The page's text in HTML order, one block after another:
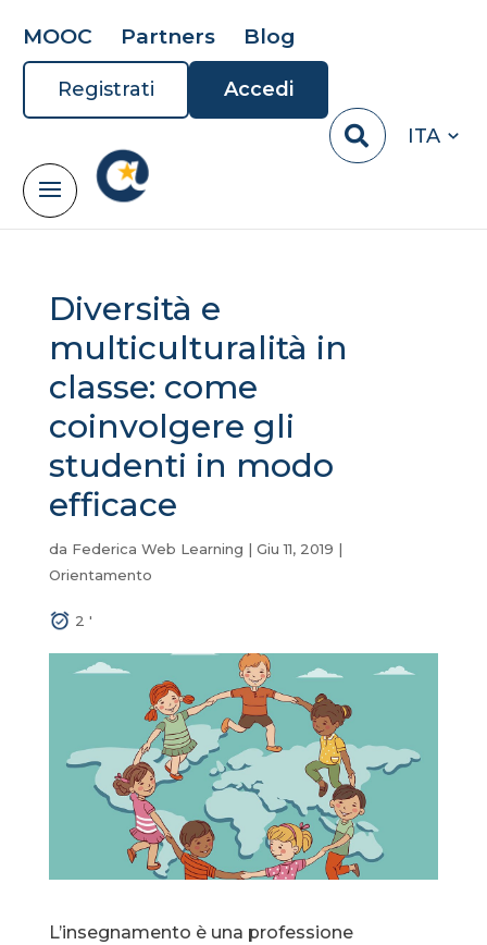
MOOC Partners Blog
Registrati
Accedi
ITA
Diversità e
multiculturalità in
classe: come
coinvolgere gli
studenti in modo
efficace
da Federica Web Learning | Giu 11, 2019 |
Orientamento
2 '
L’insegnamento è una professione